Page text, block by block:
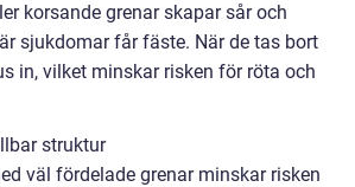
korsande grenar skapar sår och
sjukdomar får fäste. När de tas bort
in, vilket minskar risken för röta och
struktur
väl fördelade grenar minskar risken